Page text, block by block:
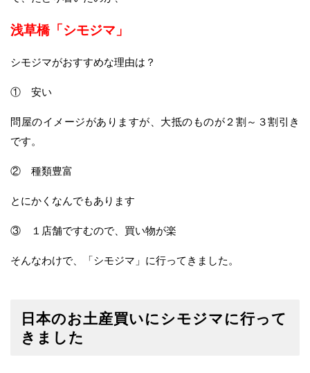
浅草橋「シモジマ」
シモジマがおすすめな理由は？
① 安い
問屋のイメージがありますが、大抵のものが２割～３割引き
です。
② 種類豊富
とにかくなんでもあります
③ １店舗ですむので、買い物が楽
そんなわけで、「シモジマ」に行ってきました。
日本のお土産買いにシモジマに行って
きました